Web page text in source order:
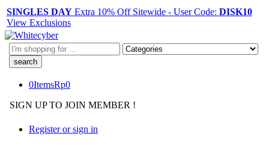
SINGLES DAY Extra 10% Off Sitewide - User Code: DISK10
View Exclusions
Search
here
0ItemsRp0
SIGN UP TO JOIN MEMBER !
Register or sign in